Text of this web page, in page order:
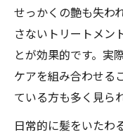
せっかくの艶も失わ
さないトリートメン
とが効果的です。実
ケアを組み合わせる
ている方も多く見ら
日常的に髪をいたわ